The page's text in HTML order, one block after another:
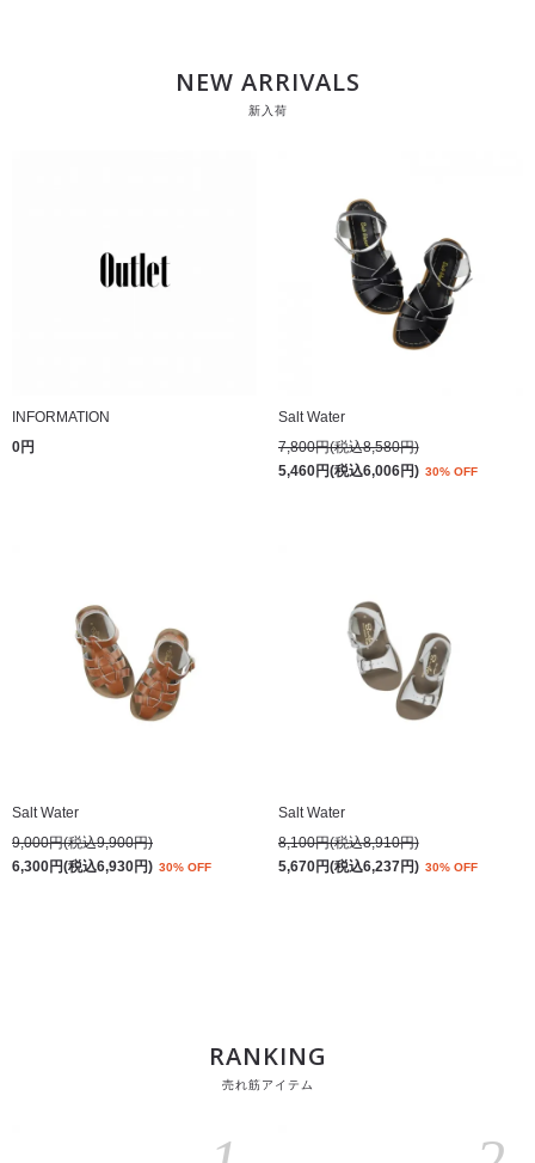
NEW ARRIVALS
新入荷
INFORMATION
0円
Salt Water
7,800円(税込8,580円)
5,460円(税込6,006円) 30% OFF
Salt Water
9,000円(税込9,900円)
6,300円(税込6,930円) 30% OFF
Salt Water
8,100円(税込8,910円)
5,670円(税込6,237円) 30% OFF
RANKING
売れ筋アイテム